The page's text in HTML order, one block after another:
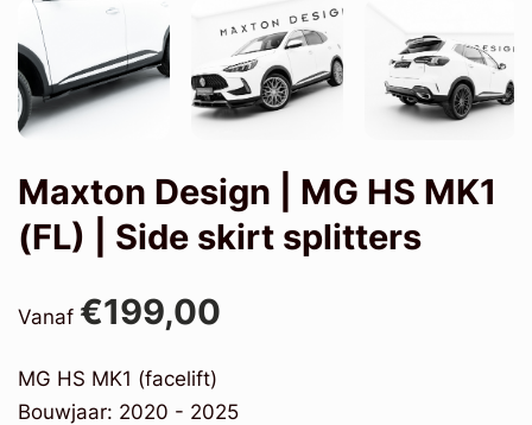
Maxton Design | MG HS MK1
(FL) | Side skirt splitters
Vanaf €199,00
MG HS MK1 (facelift)
Bouwjaar: 2020 - 2025